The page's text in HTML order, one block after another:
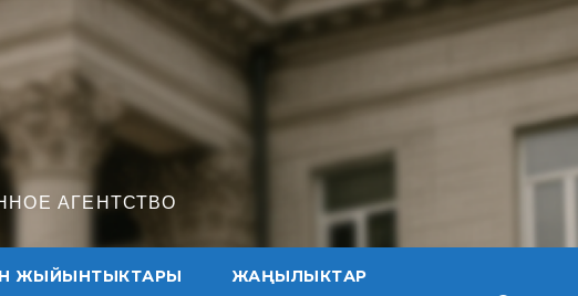
АГЕНТСТВО
ЖЫЙЫНТЫКТАРЫ ЖАҢЫЛЫКТАР